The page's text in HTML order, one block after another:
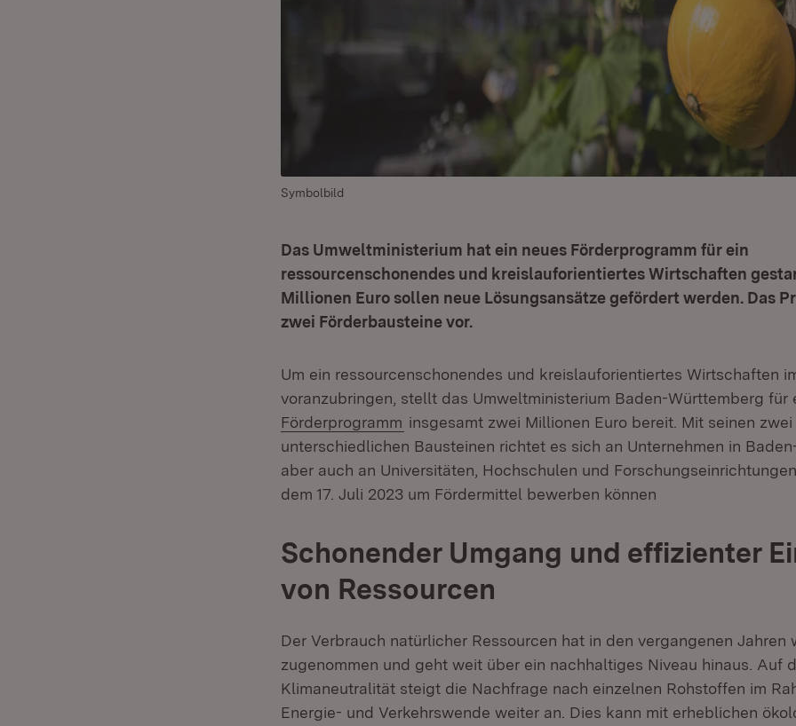
Symbolbild
Das Umweltministerium hat ein neues Förderprogramm für ein
ressourcenschonendes und kreislauforientiertes Wirtschaften
Millionen Euro sollen neue Lösungsansätze gefördert werden. Das
zwei Förderbausteine vor.
Um ein ressourcenschonendes und kreislauforientiertes Wirtschaften
voranzubringen, stellt das Umweltministerium Baden-Württemberg für
Förderprogramm (Öffnet in neuem Fenster)
insgesamt zwei Millionen Euro bereit. Mit seinen zwei
unterschiedlichen Bausteinen richtet es sich an Unternehmen in
aber auch an Universitäten, Hochschulen und
dem 17. Juli 2023 um Fördermittel bewerben können
Schonender Umgang und effizienter
von Ressourcen
Der Verbrauch natürlicher Ressourcen hat in den vergangenen Jahren
zugenommen und geht weit über ein nachhaltiges Niveau hinaus. Auf
Klimaneutralität steigt die Nachfrage nach einzelnen Rohstoffen im
Energie- und Verkehrswende weiter an. Dies kann mit erheblichen